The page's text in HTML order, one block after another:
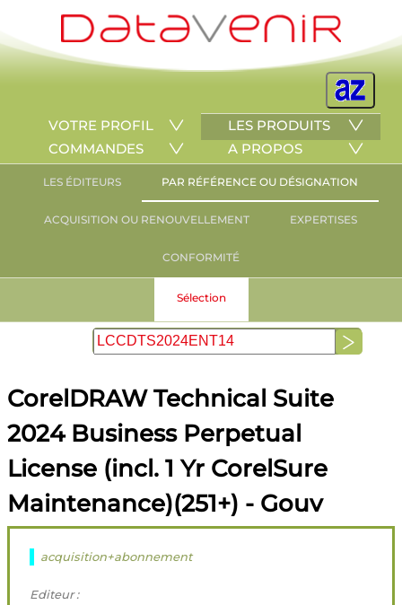
VOTRE PROFIL
LES PRODUITS
COMMANDES
A PROPOS
LES ÉDITEURS PAR RÉFÉRENCE OU DÉSIGNATION
ACQUISITION OU RENOUVELLEMENT EXPERTISES
CONFORMITÉ
Sélection
CorelDRAW Technical Suite
2024 Business Perpetual
License (incl. 1 Yr CorelSure
Maintenance)(251+) - Gouv
acquisition+abonnement
Editeur :